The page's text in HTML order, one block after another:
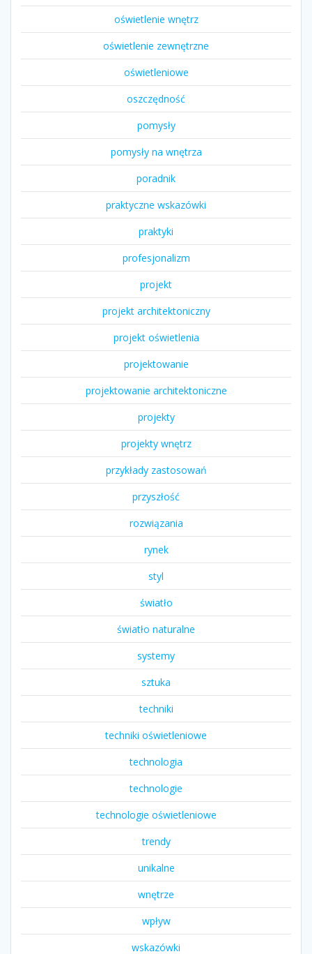
oświetlenie wnętrz
oświetlenie zewnętrzne
oświetleniowe
oszczędność
pomysły
pomysły na wnętrza
poradnik
praktyczne wskazówki
praktyki
profesjonalizm
projekt
projekt architektoniczny
projekt oświetlenia
projektowanie
projektowanie architektoniczne
projekty
projekty wnętrz
przykłady zastosowań
przyszłość
rozwiązania
rynek
styl
światło
światło naturalne
systemy
sztuka
techniki
techniki oświetleniowe
technologia
technologie
technologie oświetleniowe
trendy
unikalne
wnętrze
wpływ
wskazówki